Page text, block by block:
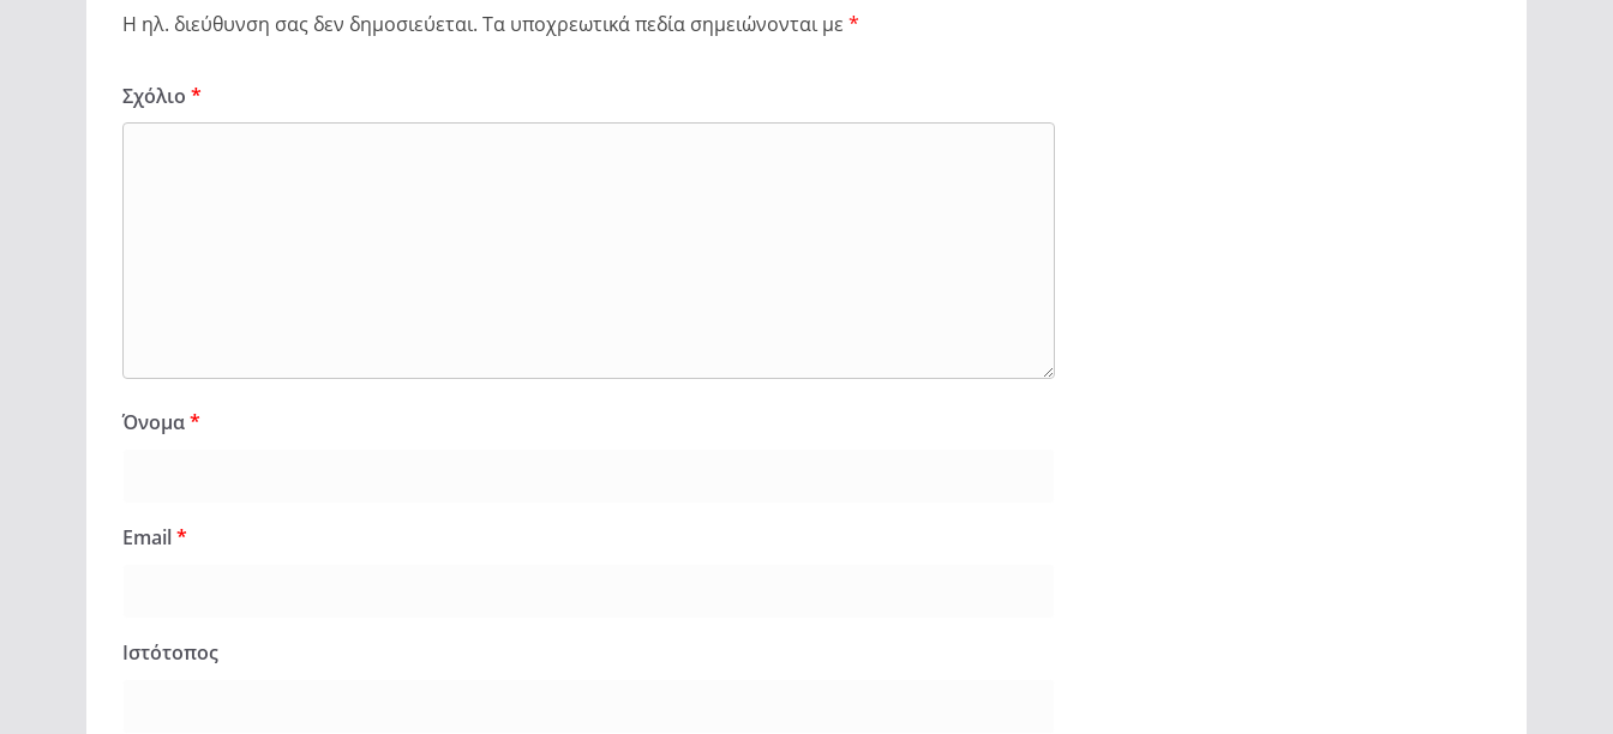
Η ηλ. διεύθυνση σας δεν δημοσιεύεται. Τα υποχρεωτικά πεδία σημειώνονται με *
Σχόλιο *
Όνομα*
Email*
Ιστότοπος